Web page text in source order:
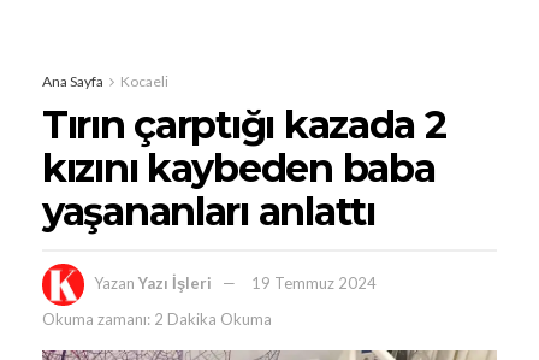
Ana Sayfa Kocaeli
Tırın çarptığı kazada 2
kızını kaybeden baba
yaşananları anlattı
Yazan Yazı İşleri
19 Temmuz 2024
Okuma zamanı: 2 Dakika Okuma